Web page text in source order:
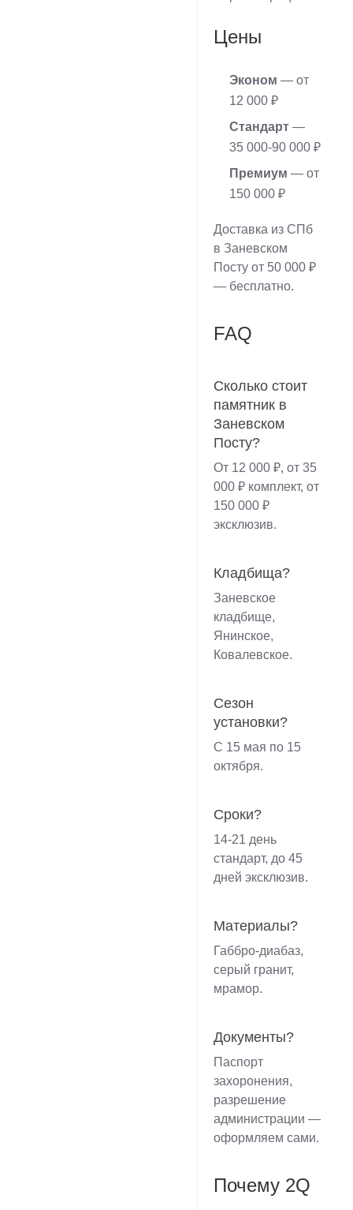
Цены
Эконом — от
12 000 ₽
Стандарт —
35 000-90 000 ₽
Премиум — от
150 000 ₽
Доставка из СПб
в Заневском
Посту от 50 000 ₽
— бесплатно.
FAQ
Сколько стоит
памятник в
Заневском
Посту?
От 12 000 ₽, от 35
000 ₽ комплект, от
150 000 ₽
эксклюзив.
Кладбища?
Заневское
кладбище,
Янинское,
Ковалевское.
Сезон
установки?
С 15 мая по 15
октября.
Сроки?
14-21 день
стандарт, до 45
дней эксклюзив.
Материалы?
Габбро-диабаз,
серый гранит,
мрамор.
Документы?
Паспорт
захоронения,
разрешение
администрации —
оформляем сами.
Почему 2Q